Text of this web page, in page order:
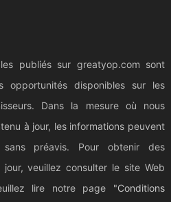
publiés sur greatyop.com sont
opportunités disponibles sur les
Dans la mesure où nous
à jour, les informations peuvent
préavis. Pour obtenir des
veuillez consulter le site Web
lire notre page "Conditions